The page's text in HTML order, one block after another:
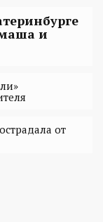
и
от